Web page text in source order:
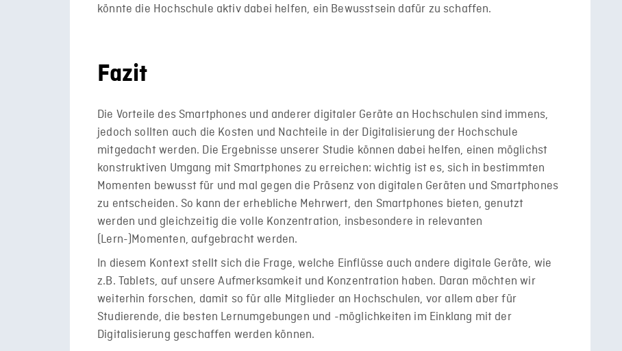
könnte die Hochschule aktiv dabei helfen, ein Bewusstsein dafür zu schaffen.
Fazit
Die Vorteile des Smartphones und anderer digitaler Geräte an Hochschulen sind immens,
jedoch sollten auch die Kosten und Nachteile in der Digitalisierung der Hochschule
mitgedacht werden. Die Ergebnisse unserer Studie können dabei helfen, einen möglichst
konstruktiven Umgang mit Smartphones zu erreichen: wichtig ist es, sich in bestimmten
Momenten bewusst für und mal gegen die Präsenz von digitalen Geräten und Smartphones
zu entscheiden. So kann der erhebliche Mehrwert, den Smartphones bieten, genutzt
werden und gleichzeitig die volle Konzentration, insbesondere in relevanten
(Lern-)Momenten, aufgebracht werden.
In diesem Kontext stellt sich die Frage, welche Einflüsse auch andere digitale Geräte, wie
z.B. Tablets, auf unsere Aufmerksamkeit und Konzentration haben. Daran möchten wir
weiterhin forschen, damit so für alle Mitglieder an Hochschulen, vor allem aber für
Studierende, die besten Lernumgebungen und -möglichkeiten im Einklang mit der
Digitalisierung geschaffen werden können.